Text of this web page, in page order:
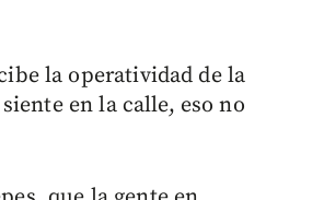
la operatividad de la
en la calle, eso no